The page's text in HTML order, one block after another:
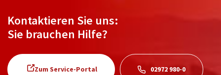
Kontaktieren Sie uns:
Sie brauchen Hilfe?
Zum Service-Portal 02972 980-0